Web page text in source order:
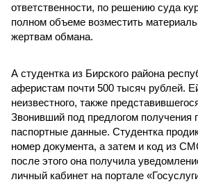
ответственности, по решению суда
полном объеме возместить
жертвам обмана.
А студентка из Бирского района
аферистам почти 500 тысяч рублей.
неизвестного, также
Звонивший под предлогом получения
паспортные данные. Студентка
номер документа, а затем и код из
после этого она получила
личный кабинет на портале